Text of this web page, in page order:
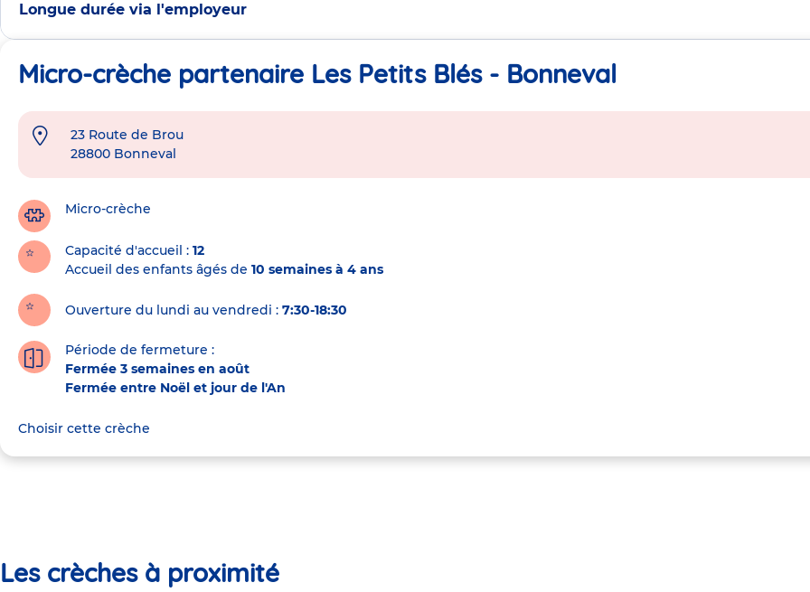
Longue durée via l'employeur
Micro-crèche partenaire Les Petits Blés - Bonneval
Adresse
crèche
23 Route de Brou
28800 Bonneval
Micro-crèche
Capacité d'accueil
12
Accueil des enfants âgés de 10 semaines à 4 ans
Ouverture du lundi au vendredi : 7:30-18:30
Période de fermeture :
Fermée 3 semaines en août
Fermée entre Noël et jour de l'An
Choisir cette crèche
Les crèches à proximité